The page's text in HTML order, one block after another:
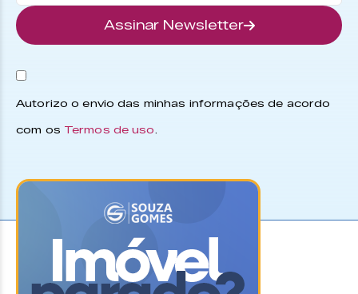
Assinar Newsletter
Autorizo o envio das minhas informações de acordo
com os Termos de uso.